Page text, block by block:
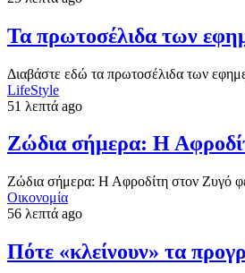
Τα πρωτοσέλιδα των
Διαβάστε εδώ τα πρωτοσέλιδα των
LifeStyle
51 λεπτά ago
Ζώδια σήμερα: Η
Ζώδια σήμερα: Η Αφροδίτη στον Ζυγό
Οικονομία
56 λεπτά ago
Πότε «κλείνουν» τα